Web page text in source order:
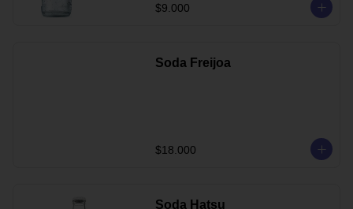
$9.000
Soda Freijoa
$18.000
Soda Hatsu